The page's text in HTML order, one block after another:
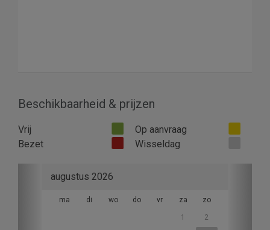
Beschikbaarheid & prijzen
Vrij
Op aanvraag
Bezet
Wisseldag
augustus 2026
ma di wo do vr za zo
1 2
Previous